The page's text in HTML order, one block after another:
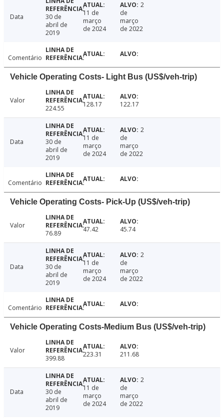
Data
30 de
abril de
2019
11 de
março
de 2024
2
de
março
de 2022
Comentário
Vehicle Operating Costs- Light Bus (US$/veh-trip)
Valor
224.55
128.17 122.17
Data
30 de
abril de
2019
11 de
março
de 2024
2
de
março
de 2022
Comentário
Vehicle Operating Costs- Pick-Up (US$/veh-trip)
Valor
76.89
47.42 45.74
Data
30 de
abril de
2019
11 de
março
de 2024
2
de
março
de 2022
Comentário
Vehicle Operating Costs-Medium Bus (US$/veh-trip)
Valor
399.88
223.31 211.68
Data
30 de
abril de
2019
11 de
março
de 2024
2
de
março
de 2022